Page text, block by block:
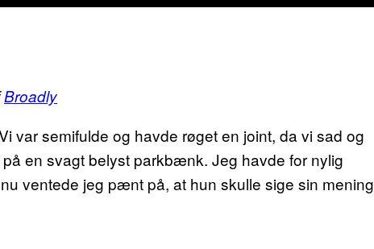
Broadly
var semifulde og havde røget en joint, da vi sad og
en svagt belyst parkbænk. Jeg havde for nylig
ventede jeg pænt på, at hun skulle sige sin mening